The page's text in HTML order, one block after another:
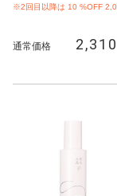
※2回目以降は 10 %OFF
通常価格 2,310